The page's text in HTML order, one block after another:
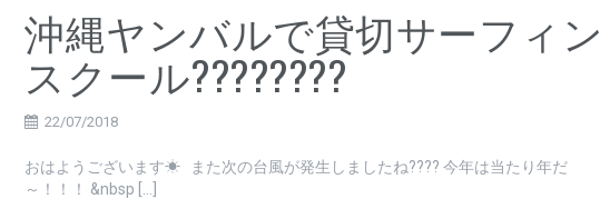
沖縄ヤンバルで貸切サーフィン
スクール????????
22/07/2018
おはようございます☀ また次の台風が発生しましたね???? 今年は当たり年だ
～！！！ &nbsp […]